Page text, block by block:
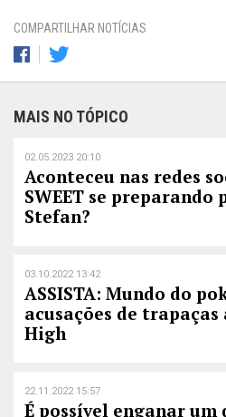
COMPARTILHAR NOTÍCIAS
MAIS NO TÓPICO
02.05.2023 20:10
Aconteceu nas redes
SWEET se
Stefan?
03.10.2022 13:42
ASSISTA: Mundo do
acusações de trapaças
High
22.11.2022 15:57
É possível enganar um